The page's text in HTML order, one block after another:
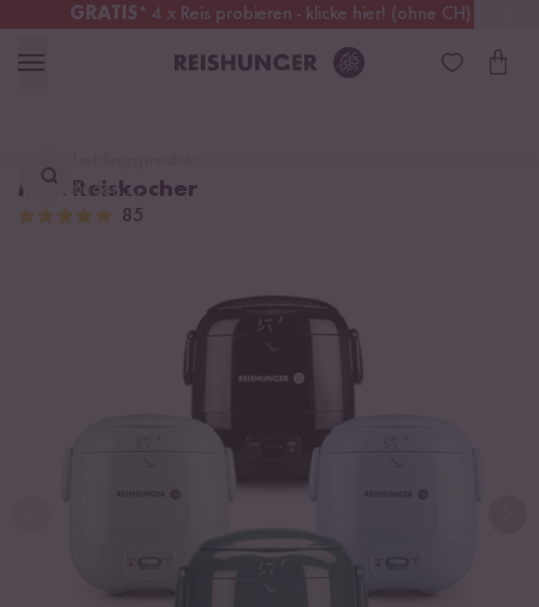
GRATIS* 4 x Reis probieren - klicke hier! (ohne CH)
Österreich Kostenloser Versand
finden ...
Mini Reiskocher
85